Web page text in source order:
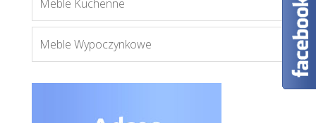
Meble Kuchenne
Meble Wypoczynkowe